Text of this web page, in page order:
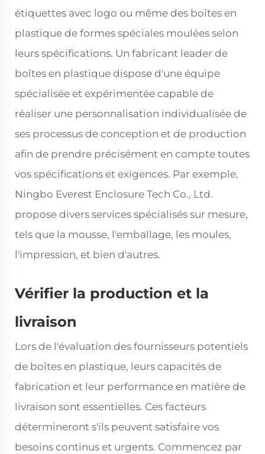
étiquettes avec logo ou même des boîtes en
plastique de formes spéciales moulées selon
leurs spécifications. Un fabricant leader de
boîtes en plastique dispose d'une équipe
spécialisée et expérimentée capable de
réaliser une personnalisation individualisée de
ses processus de conception et de production
afin de prendre précisément en compte toutes
vos spécifications et exigences. Par exemple,
Ningbo Everest Enclosure Tech Co., Ltd.
propose divers services spécialisés sur mesure,
tels que la mousse, l'emballage, les moules,
l'impression, et bien d'autres.
Vérifier la production et la
livraison
Lors de l'évaluation des fournisseurs potentiels
de boîtes en plastique, leurs capacités de
fabrication et leur performance en matière de
livraison sont essentielles. Ces facteurs
détermineront s'ils peuvent satisfaire vos
besoins continus et urgents. Commencez par